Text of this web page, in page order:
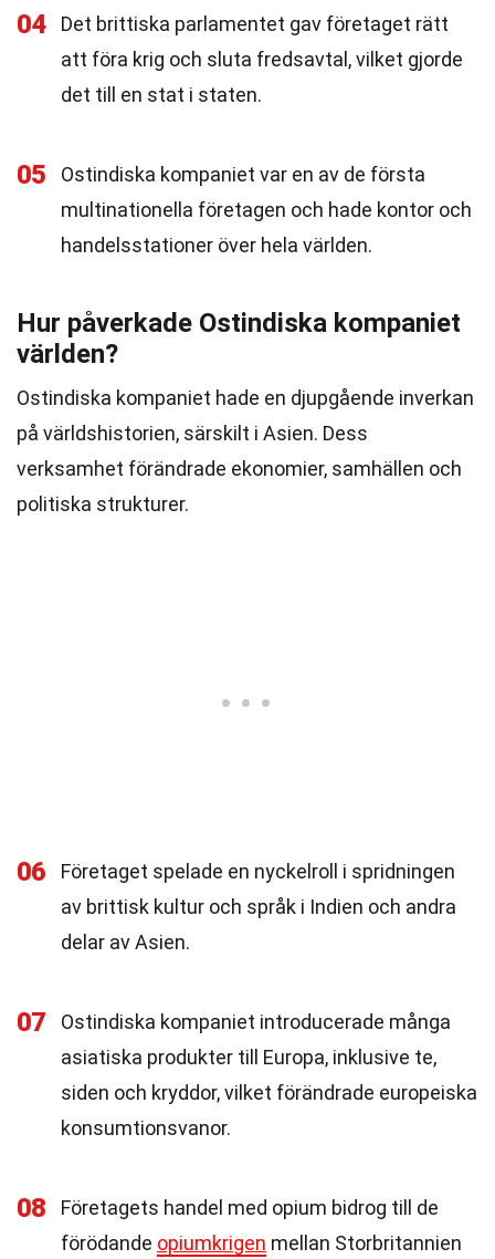
04
Det brittiska parlamentet gav företaget rätt
att föra krig och sluta fredsavtal, vilket gjorde
det till en stat i staten.
05
Ostindiska kompaniet var en av de första
multinationella företagen och hade kontor och
handelsstationer över hela världen.
Hur påverkade Ostindiska kompaniet
världen?
Ostindiska kompaniet hade en djupgående inverkan
på världshistorien, särskilt i Asien. Dess
verksamhet förändrade ekonomier, samhällen och
politiska strukturer.
06
Företaget spelade en nyckelroll i spridningen
av brittisk kultur och språk i Indien och andra
delar av Asien.
07
Ostindiska kompaniet introducerade många
asiatiska produkter till Europa, inklusive te,
siden och kryddor, vilket förändrade europeiska
konsumtionsvanor.
08
Företagets handel med opium bidrog till de
förödande opiumkrigen mellan Storbritannien